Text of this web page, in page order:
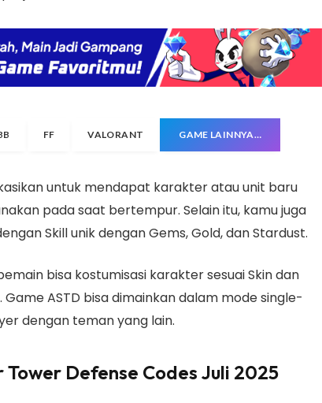
FF VALORANT GAME LAINNYA…
untuk mendapat karakter atau unit baru
pada saat bertempur. Selain itu, kamu juga
Skill unik dengan Gems, Gold, dan Stardust.
bisa kostumisasi karakter sesuai Skin dan
Game ASTD bisa dimainkan dalam mode single-
dengan teman yang lain.
Tower Defense Codes Juli 2025